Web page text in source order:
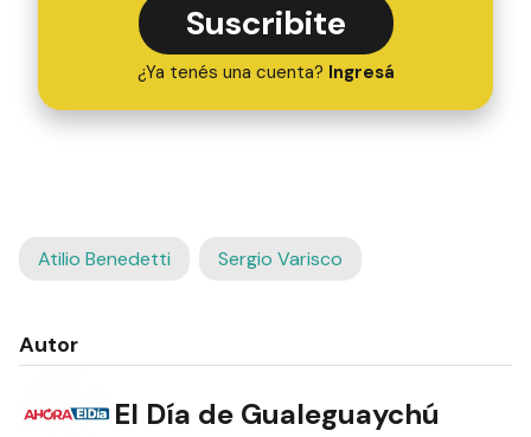
Suscribite
¿Ya tenés una cuenta? Ingresá
Atilio Benedetti Sergio Varisco
Autor
El Día de Gualeguaychú